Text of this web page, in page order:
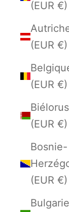
(EUR €)
(EUR €)
(EUR €)
(EUR €)
Bosnie-
(EUR €)
Bulgarie